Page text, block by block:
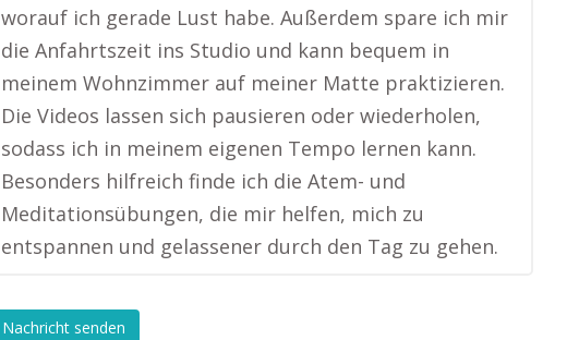
worauf ich gerade Lust habe. Außerdem spare ich mir
die Anfahrtszeit ins Studio und kann bequem in
meinem Wohnzimmer auf meiner Matte praktizieren.
Die Videos lassen sich pausieren oder wiederholen,
sodass ich in meinem eigenen Tempo lernen kann.
Besonders hilfreich finde ich die Atem- und
Meditationsübungen, die mir helfen, mich zu
entspannen und gelassener durch den Tag zu gehen.
Nachricht senden